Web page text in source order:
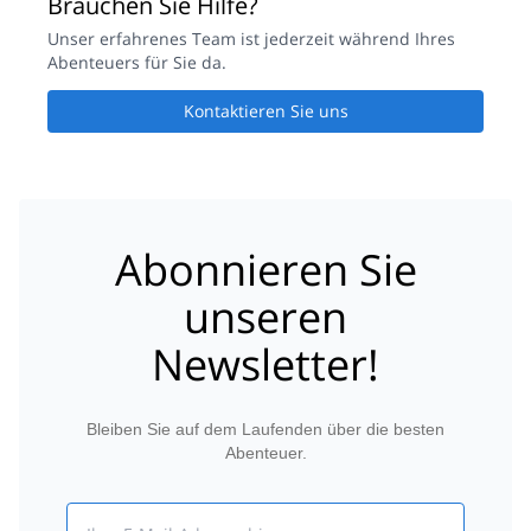
Unser erfahrenes Team ist jederzeit während Ihres
Abenteuers für Sie da.
Kontaktieren Sie uns
Abonnieren Sie
unseren
Newsletter!
Bleiben Sie auf dem Laufenden über die besten
Abenteuer.